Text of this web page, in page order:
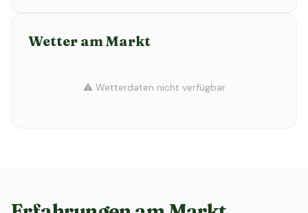
Wetter am Markt
⚠️ Wetterdaten nicht verfügbar